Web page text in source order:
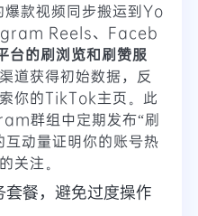
款视频同步搬运到Yo
Reels、Faceb
台的刷浏览和刷赞服
道获得初始数据，反
你的TikTok主页。此
群组中定期发布“刷
动量证明你的账号热
关注。
餐，避免过度操作